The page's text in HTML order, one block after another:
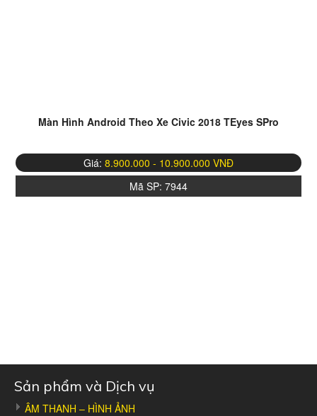
Màn Hình Android Theo Xe Civic 2018 TEyes SPro
Giá: 8.900.000 - 10.900.000 VNĐ
Mã SP: 7944
Sản phẩm và Dịch vụ
ÂM THANH – HÌNH ẢNH